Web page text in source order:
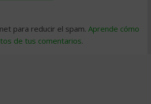
para reducir el spam. Aprende cómo
de tus comentarios.